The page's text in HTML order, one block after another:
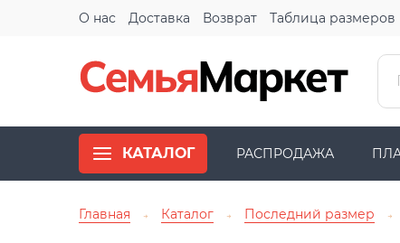
О нас Доставка Возврат Таблица размеров
КАТАЛОГ РАСПРОДАЖА
Главная → Каталог → Последний размер →